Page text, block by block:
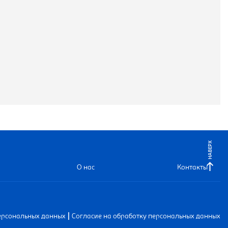
НАВЕРХ
О нас Контакты
данных Согласие на обработку персональных данных